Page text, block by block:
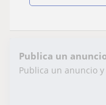
Publica un
Publica un anuncio